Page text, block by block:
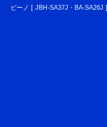
ビーノ [ JBH-SA37J・BA-SA26J ]